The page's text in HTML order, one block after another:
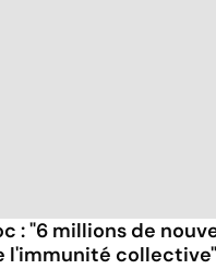
: "6 millions de
l'immunité collective"